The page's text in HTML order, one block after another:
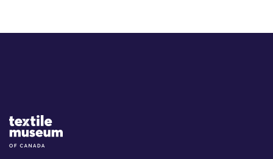
Site Logo